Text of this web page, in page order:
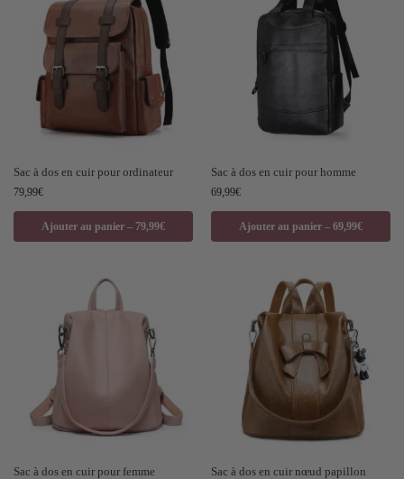
Sac à dos en cuir pour ordinateur
79,99€
Ajouter au panier – 79,99€
Sac à dos en cuir pour homme
69,99€
Ajouter au panier – 69,99€
Sac à dos en cuir pour femme
Sac à dos en cuir nœud papillon